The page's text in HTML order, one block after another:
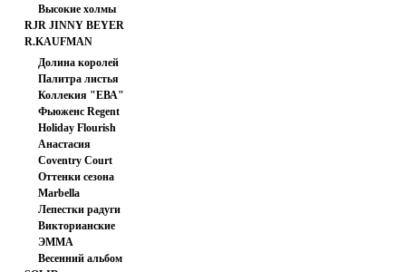
Высокие холмы
RJR JINNY BEYER
R.KAUFMAN
Долина королей
Палитра листья
Коллекия "ЕВА"
Japan
Фьюженс Regent
Holiday Flourish
Анастасия
Coventry Court
Оттенки сезона
Marbella
Лепестки радуги
Викторианские
розочки.
ЭММА
Весенний альбом